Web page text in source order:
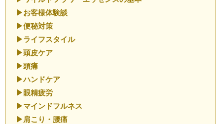
お客様体験談
便秘対策
ライフスタイル
頭皮ケア
頭痛
ハンドケア
眼精疲労
マインドフルネス
肩こり・腰痛